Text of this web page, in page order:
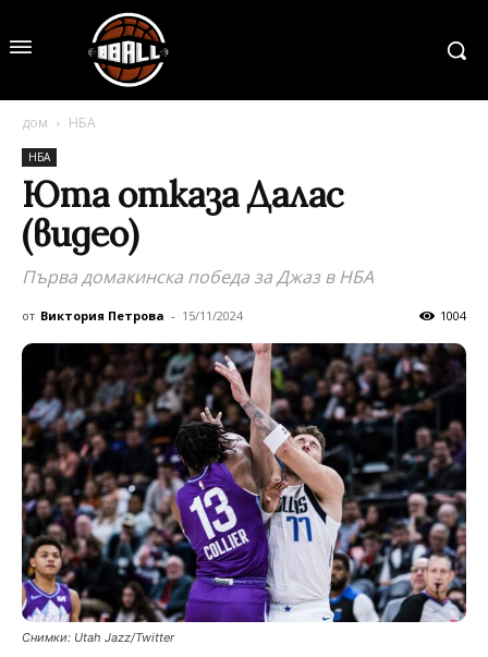
дом НБА
НБА
Юта отказа Далас
(видео)
Първа домакинска победа за Джаз в НБА
от Виктория Петрова - 15/11/2024 1004
Снимки: Utah Jazz/Twitter